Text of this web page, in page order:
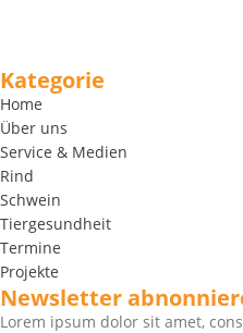
Kategorie
Home
Über uns
Service & Medien
Rind
Schwein
Tiergesundheit
Termine
Projekte
Newsletter
Lorem ipsum dolor sit amet,